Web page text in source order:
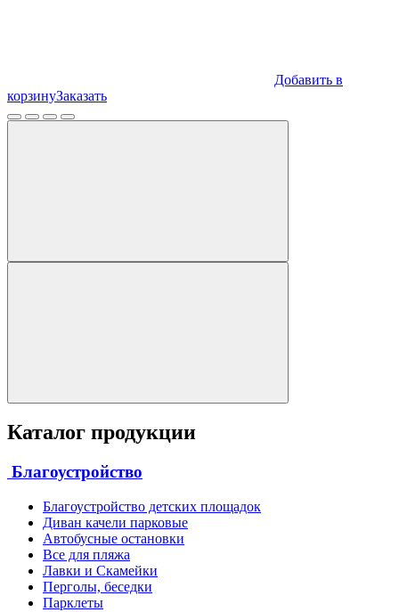
Добавить в
корзинуЗаказать
Каталог продукции
Благоустройство
Благоустройство детских площадок
Диван качели парковые
Автобусные остановки
Все для пляжа
Лавки и Скамейки
Перголы, беседки
Парклеты